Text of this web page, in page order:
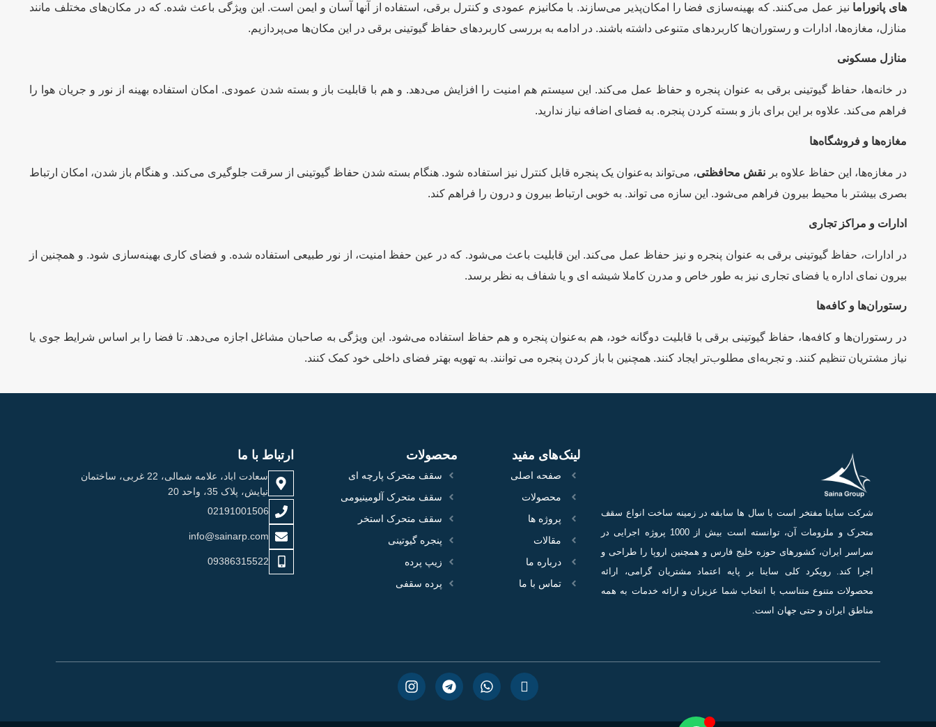
های پانوراما نیز عمل می‌کنند. که بهینه‌سازی فضا را امکان‌پذیر می‌سازند. با مکانیزم عمودی و کنترل برقی، استفاده از آنها آسان و ایمن است. این ویژگی باعث شده. که در مکان‌های مختلف مانند
منازل، مغازه‌ها، ادارات و رستوران‌ها کاربردهای متنوعی داشته باشند. در ادامه به بررسی کاربردهای حفاظ گیوتینی برقی در این مکان‌ها می‌پردازیم.
منازل مسکونی
در خانه‌ها، حفاظ گیوتینی برقی به عنوان پنجره و حفاظ عمل می‌کند. این سیستم هم امنیت را افزایش می‌دهد. و هم با قابلیت باز و بسته شدن عمودی. امکان استفاده بهینه از نور و جریان هوا را
فراهم می‌کند. علاوه بر این برای باز و بسته کردن پنجره. به فضای اضافه نیاز ندارید.
مغازه‌ها و فروشگاه‌ها
در مغازه‌ها، این حفاظ علاوه بر نقش محافظتی، می‌تواند به‌عنوان یک پنجره قابل کنترل نیز استفاده شود. هنگام بسته شدن حفاظ گیوتینی از سرقت جلوگیری می‌کند. و هنگام باز شدن، امکان ارتباط
بصری بیشتر با محیط بیرون فراهم می‌شود. این سازه می تواند. به خوبی ارتباط بیرون و درون را فراهم کند.
ادارات و مراکز تجاری
در ادارات، حفاظ گیوتینی برقی به عنوان پنجره و نیز حفاظ عمل می‌کند. این قابلیت باعث می‌شود. که در عین حفظ امنیت، از نور طبیعی استفاده شده. و فضای کاری بهینه‌سازی شود. و همچنین از
بیرون نمای اداره یا فضای تجاری نیز به طور خاص و مدرن کاملا شیشه ای و یا شفاف به نظر برسد.
رستوران‌ها و کافه‌ها
در رستوران‌ها و کافه‌ها، حفاظ گیوتینی برقی با قابلیت دوگانه خود، هم به‌عنوان پنجره و هم حفاظ استفاده می‌شود. این ویژگی به صاحبان مشاغل اجازه می‌دهد. تا فضا را بر اساس شرایط جوی یا
نیاز مشتریان تنظیم کنند. و تجربه‌ای مطلوب‌تر ایجاد کنند. همچنین با باز کردن پنجره می توانند. به تهویه بهتر فضای داخلی خود کمک کنند.
شرکت ساینا مفتخر است با سال ها سابقه در زمینه ساخت انواع سقف
متحرک و ملزومات آن، توانسته است بیش از 1000 پروژه اجرایی در
سراسر ایران، کشورهای حوزه خلیج فارس و همچنین اروپا را طراحی و
اجرا کند. رویکرد کلی ساینا بر پایه اعتماد مشتریان گرامی، ارائه
محصولات متنوع متناسب با انتخاب شما عزیزان و ارائه خدمات به همه
مناطق ایران و حتی جهان است.
لینک‌های مفید
صفحه اصلی
محصولات
پروژه‌ ها
مقالات
درباره ما
تماس با ما
محصولات
سقف متحرک پارچه ای
سقف متحرک آلومینیومی
سقف متحرک استخر
پنجره گیوتینی
زیپ پرده
پرده سقفی
ارتباط با ما
سعادت اباد، علامه شمالی، 22 غربی، ساختمان
نیایش، پلاک 35، واحد 20
02191001506
info@sainarp.com
09386315522